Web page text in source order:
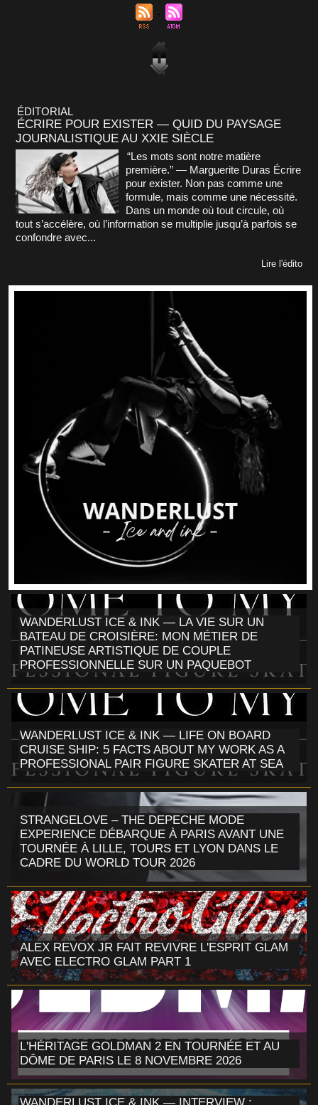
ÉDITORIAL
ÉCRIRE POUR EXISTER — QUID DU PAYSAGE
JOURNALISTIQUE AU XXIE SIÈCLE
“Les mots sont notre matière
première.” — Marguerite Duras Écrire
pour exister. Non pas comme une
formule, mais comme une nécessité.
Dans un monde où tout circule, où
tout s’accélère, où l’information se multiplie jusqu’à parfois se
confondre avec...
Lire l'édito
WANDERLUST ICE & INK — LA VIE SUR UN
BATEAU DE CROISIÈRE: MON MÉTIER DE
PATINEUSE ARTISTIQUE DE COUPLE
PROFESSIONNELLE SUR UN PAQUEBOT
WANDERLUST ICE & INK — LIFE ON BOARD
CRUISE SHIP: 5 FACTS ABOUT MY WORK AS A
PROFESSIONAL PAIR FIGURE SKATER AT SEA
STRANGELOVE – THE DEPECHE MODE
EXPERIENCE DÉBARQUE À PARIS AVANT UNE
TOURNÉE À LILLE, TOURS ET LYON DANS LE
CADRE DU WORLD TOUR 2026
ALEX REVOX JR FAIT REVIVRE L'ESPRIT GLAM
AVEC ELECTRO GLAM PART 1
L'HÉRITAGE GOLDMAN 2 EN TOURNÉE ET AU
DÔME DE PARIS LE 8 NOVEMBRE 2026
WANDERLUST ICE & INK — INTERVIEW :